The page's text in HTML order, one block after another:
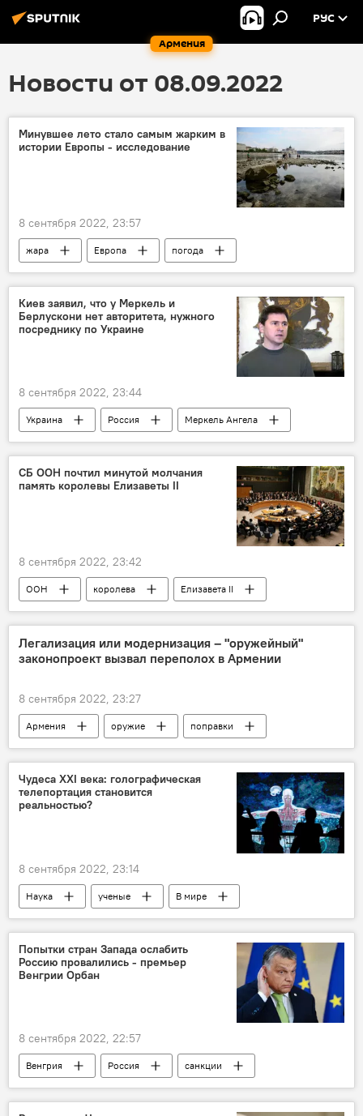
Армения
РУС
Новости от 08.09.2022
Минувшее лето стало самым жарким в
истории Европы - исследование
8 сентября 2022, 23:57
жара Европа погода
Киев заявил, что у Меркель и
Берлускони нет авторитета, нужного
посреднику по Украине
8 сентября 2022, 23:44
Украина Россия
Меркель Ангела
Сильвио Берлускони
СБ ООН почтил минутой молчания
память королевы Елизаветы II
8 сентября 2022, 23:42
ООН королева Елизавета II
Легализация или модернизация – "оружейный"
законопроект вызвал переполох в Армении
8 сентября 2022, 23:27
Армения оружие
поправки
правила
законопроект
Чудеса ХХI века: голографическая
телепортация становится
реальностью?
8 сентября 2022, 23:14
Наука ученые В мире
Попытки стран Запада ослабить
Россию провалились - премьер
Венгрии Орбан
8 сентября 2022, 22:57
Венгрия Россия санкции